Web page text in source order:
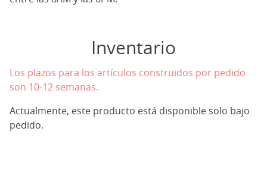
Inventario
Los plazos para los artículos construidos por pedido
son 10-12 semanas.
Actualmente, este producto está disponible solo bajo
pedido.